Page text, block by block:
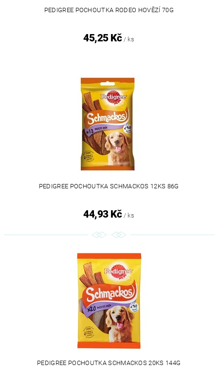
PEDIGREE POCHOUTKA RODEO HOVĚZÍ 70G
45,25 Kč / ks
PEDIGREE POCHOUTKA SCHMACKOS 12KS 86G
44,93 Kč / ks
PEDIGREE POCHOUTKA SCHMACKOS 20KS 144G